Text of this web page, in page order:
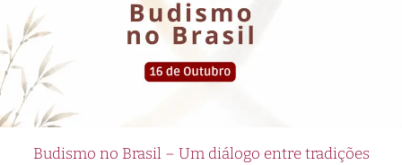
Budismo no Brasil – Um diálogo entre tradições